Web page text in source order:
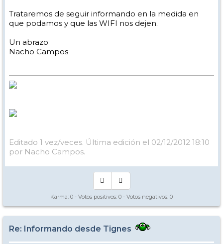
Trataremos de seguir informando en la medida en
que podamos y que las WIFI nos dejen.
Un abrazo
Nacho Campos
Editado 1 vez/veces. Última edición el 02/12/2012 18:10
por Nacho Campos.
Karma: 0 - Votos positivos: 0 - Votos negativos: 0
Re: Informando desde Tignes